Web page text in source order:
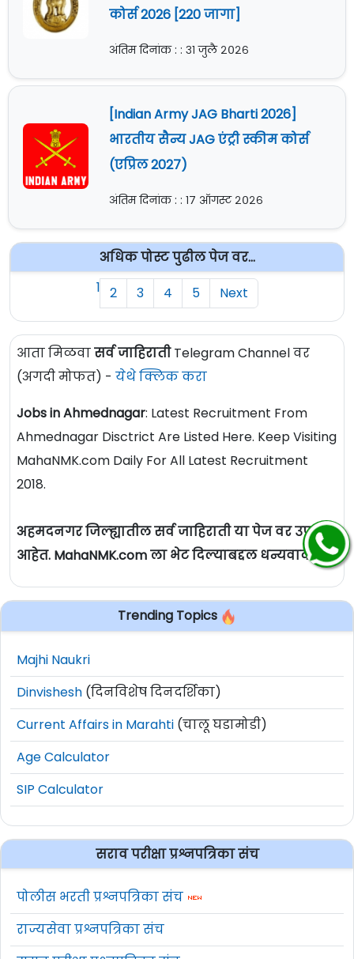
कोर्स 2026 [220 जागा]
अंतिम दिनांक : : ३१ जुलै २०२६
[Indian Army JAG Bharti 2026]
भारतीय सैन्य JAG एंट्री स्कीम कोर्स
(एप्रिल 2027)
अंतिम दिनांक : : १७ ऑगस्ट २०२६
अधिक पोस्ट पुढील पेज वर...
1 2 3 4 5 Next
आता मिळवासर्व जाहिरातीTelegram Channel वर
(अगदी मोफत) - येथे क्लिक करा
Jobs in Ahmednagar: Latest Recruitment From
Ahmednagar Disctrict Are Listed Here. Keep Visiting
MahaNMK.com Daily For All Latest Recruitment
2018.
अहमदनगर जिल्ह्यातील सर्व जाहिराती या पेज वर उपलब्ध
आहेत. MahaNMK.com ला भेट दिल्याबद्दल धन्यवाद.
Trending Topics
Majhi Naukri
Dinvishesh (दिनविशेष दिनदर्शिका)
Current Affairs in Marahti (चालू घडामोडी)
Age Calculator
SIP Calculator
सराव परीक्षा प्रश्नपत्रिका संच
पोलीस भरती प्रश्नपत्रिका संच
राज्यसेवा प्रश्नपत्रिका संच